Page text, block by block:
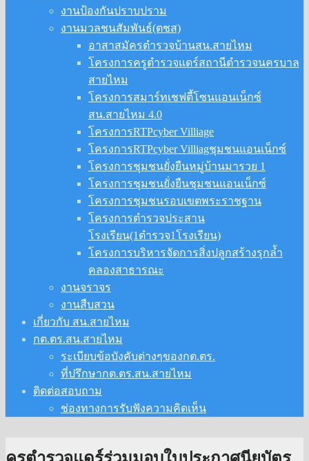
งานป้องกันปราบปราม
งานมวลชนสัมพันธ์(ตชส)
อาสาสมัครตำรวจบ้านสน.สายไหม
โครงการครูตำรวจแดร์สถานีตำรวจนครบาล
สายไหม
โครงการสมาร์ทเชฟตี้โซนแอนเน็กซ์
สน.สายไหม 4.0
โครงการRTPcyber Villiage
โครงการRTPcyber Villiagชุมชนแอนเน็กซ์
โครงการชุมชนยั่งยืนหมู่บ้านมารวย 1
โครงการชุมชนยั่งยืนชุมชนแอนเน็กซ์
โครงการชุมชนรอบเขตพระราชฐาน
โครงการตำรวจประสาน
โรงเรียน(1ตำรวจ1โรงเรียน)
โครงการบริหารจัดการสิ่งปลูกสร้างรุกล้ำ
คลองสาธารณะ
งานจราจร
งานสืบสวน
เกี่ยวกับ สน.สายไหม
กต.ตร.สน.สายไหม
ระเบียบข้อบังคับต่างๆของกต.ตร.
ที่ปรึกษากต.ตร.สน.สายไหม
ติดต่อสอบถาม
ช่องทางการรับฟังความคิดเห็น